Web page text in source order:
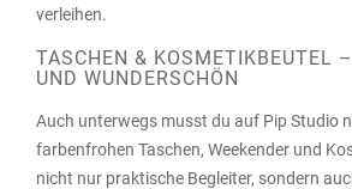
verleihen.
TASCHEN & KOSMETIKBEUTEL
UND WUNDERSCHÖN
Auch unterwegs musst du auf Pip Studio
farbenfrohen Taschen, Weekender und
nicht nur praktische Begleiter, sondern